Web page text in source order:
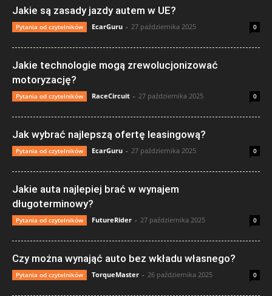
Jakie są zasady jazdy autem w UE?
Pytania od czytelników EcarGuru - 27 października 2025 0
Jakie technologie mogą zrewolucjonizować
motoryzację?
Pytania od czytelników RaceCircuit - 27 października 2025 0
Jak wybrać najlepszą ofertę leasingową?
Pytania od czytelników EcarGuru - 27 października 2025 0
Jakie auta najlepiej brać w wynajem
długoterminowy?
Pytania od czytelników FutureRider - 27 października 2025 0
Czy można wynająć auto bez wkładu własnego?
Pytania od czytelników TorqueMaster - 26 października 2025 0